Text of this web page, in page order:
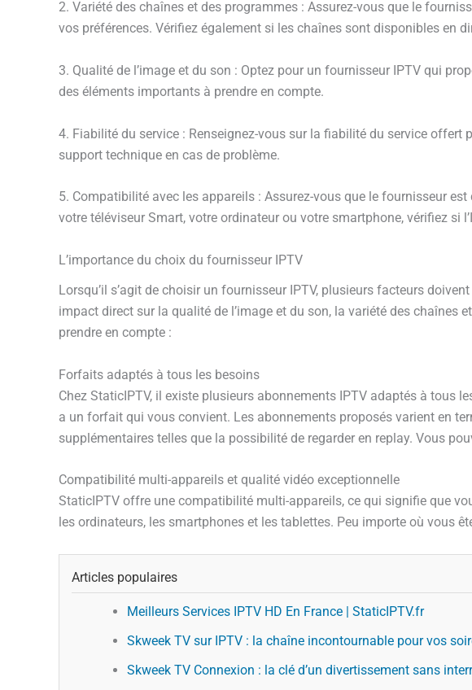
2. Variété des chaînes et des programmes : Assurez-vous que le
vos préférences. Vérifiez également si les chaînes sont disponibles en
3. Qualité de l’image et du son : Optez pour un fournisseur IPTV qui
des éléments importants à prendre en compte.
4. Fiabilité du service : Renseignez-vous sur la fiabilité du service offert
support technique en cas de problème.
5. Compatibilité avec les appareils : Assurez-vous que le fournisseur
votre téléviseur Smart, votre ordinateur ou votre smartphone, vérifiez si
L’importance du choix du fournisseur IPTV
Lorsqu’il s’agit de choisir un fournisseur IPTV, plusieurs facteurs
impact direct sur la qualité de l’image et du son, la variété des
prendre en compte :
Forfaits adaptés à tous les besoins
Chez StaticIPTV, il existe plusieurs abonnements IPTV adaptés à tous
a un forfait qui vous convient. Les abonnements proposés varient en
supplémentaires telles que la possibilité de regarder en replay. Vous
Compatibilité multi-appareils et qualité vidéo exceptionnelle
StaticIPTV offre une compatibilité multi-appareils, ce qui signifie que
les ordinateurs, les smartphones et les tablettes. Peu importe où vous
Articles populaires
Meilleurs Services IPTV HD En France | StaticIPTV.fr
Skweek TV sur IPTV : la chaîne incontournable pour vos
Skweek TV Connexion : la clé d’un divertissement sans